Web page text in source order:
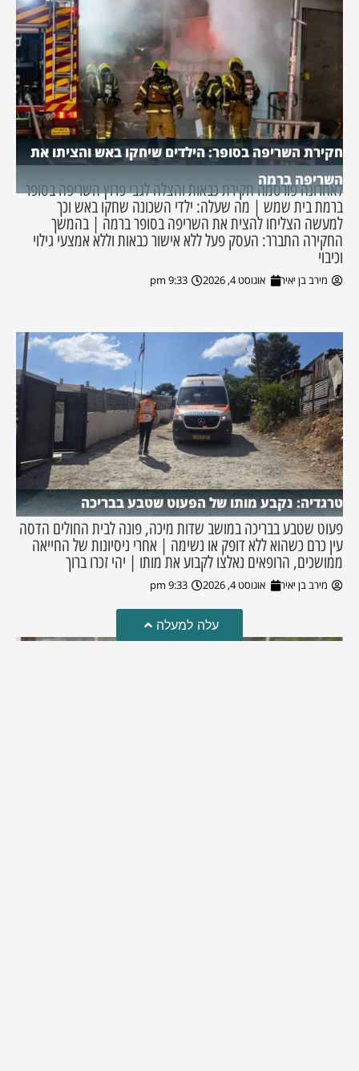
חקירת השריפה בסופר: הילדים שיחקו באש והציתו את
השריפה ברמה
לאחרונה פורסמה חקירת כבאות והצלה לגבי פרוץ השריפה בסופר
ברמת בית שמש | מה שעלה: ילדי השכונה שחקו באש וכך
למעשה הצליחו להצית את השריפה בסופר ברמה | בהמשך
החקירה התברר: העסק פעל ללא אישור כבאות וללא אמצעי גילוי
וכיבוי
מירב בן יאיר אוגוסט 4, 2026 9:33 pm
טרגדיה: נקבע מותו של הפעוט שטבע בבריכה
פעוט שטבע בבריכה במושב שדות מיכה, פונה לבית החולים הדסה
עין כרם כשהוא ללא דופק או נשימה | אחרי ניסיונות של החייאה
ממושכים, הרופאים נאלצו לקבוע את מותו | יהי זכרו ברוך
מירב בן יאיר אוגוסט 4, 2026 9:33 pm
עלה למעלה